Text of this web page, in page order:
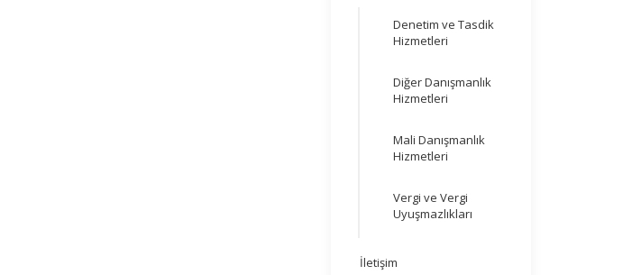
Denetim ve Tasdik
Hizmetleri
Diğer Danışmanlık
Hizmetleri
Mali Danışmanlık
Hizmetleri
Vergi ve Vergi
Uyuşmazlıkları
İletişim